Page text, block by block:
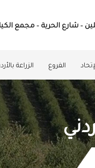
- شارع الحرية - مجمع
الفروع الزراعة